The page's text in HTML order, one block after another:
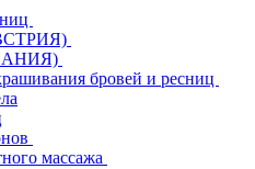
бровей и ресниц
массажа